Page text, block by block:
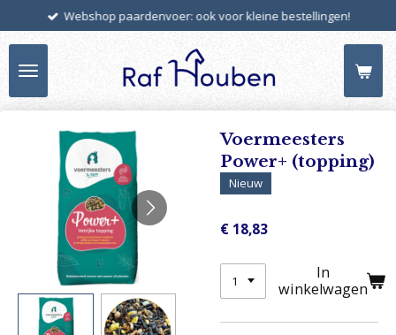
de
hoofdinhoud
Webshop paardenvoer: ook voor kleine bestellingen!
Voermeesters
Power+ (topping)
Nieuw
€ 18,83
In
winkelwagen